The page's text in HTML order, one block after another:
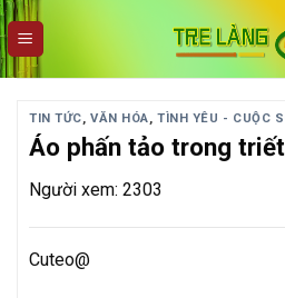
Skip
to
content
TIN TỨC,VĂN HÓA,TÌNH YÊU - CUỘC
Áo phấn tảo trong
Người xem: 2303
Cuteo@